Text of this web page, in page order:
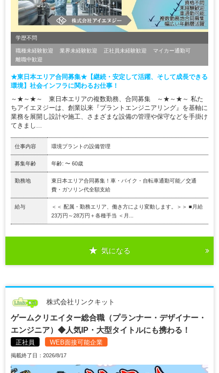
学歴不問
職種未経験歓迎 業界未経験歓迎 正社員未経験歓迎
マイカー通勤可
離職中歓迎
★東日本エリア合同募集★【継続・安定して活躍、そして成長できる
環境】社会インフラに関わるお仕事！
～★～★～ 東日本エリアの複数勤務、合同募集 ～★～★～ 私た
ちアイエヌジーは、創業以来『プラントエンジニアリング』を基軸に
業務を展開し設計や施工、さまざまな設備の管理や保守などを手掛け
てきまし...
仕事内容 環境プラントの設備管理
募集年齢 年齢: 〜 60歳
勤務地
東日本エリア合同募集！車・バイク・自転車通勤可能／交通
費・ガソリン代全額支給
給与
＜＜ 配属・勤務エリア、働き方により変動します。＞＞ ■月給
23万円～28万円＋各種手当 ＜月...
気になる
株式会社リンクキット
ゲームクリエイター総合職（プランナー・デザイナー・
エンジニア）◆人気IP・大型タイトルにも携わる！
正社員 WEB面接可能企業
掲載終了日：2026/8/17